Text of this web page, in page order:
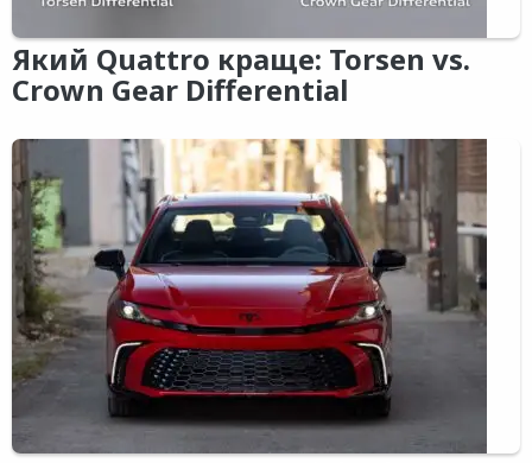
Який Quattro краще: Torsen vs.
Crown Gear Differential